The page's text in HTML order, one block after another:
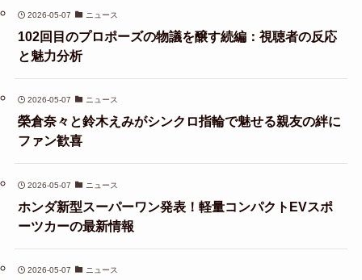
2026-05-07 ニュース
102回目のプロポーズの物議を醸す続編：視聴者の反応
と魅力分析
2026-05-07 ニュース
榮倉奈々と鈴木えみがシンクロ指輪で魅せる親友の絆に
ファン歓喜
2026-05-07 ニュース
ホンダ新型スーパーワン発表！軽量コンパクトEVスポ
ーツカーの最新情報
2026-05-07 ニュース